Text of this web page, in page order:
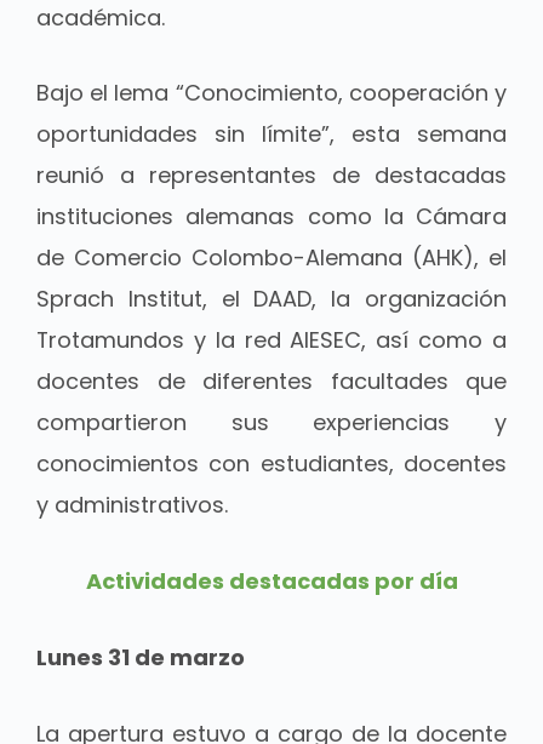
académica.
Bajo el lema “Conocimiento, cooperación y
oportunidades sin límite”, esta semana
reunió a representantes de destacadas
instituciones alemanas como la Cámara
de Comercio Colombo-Alemana (AHK), el
Sprach Institut, el DAAD, la organización
Trotamundos y la red AIESEC, así como a
docentes de diferentes facultades que
compartieron sus experiencias y
conocimientos con estudiantes, docentes
y administrativos.
Actividades destacadas por día
Lunes 31 de marzo
La apertura estuvo a cargo de la docente